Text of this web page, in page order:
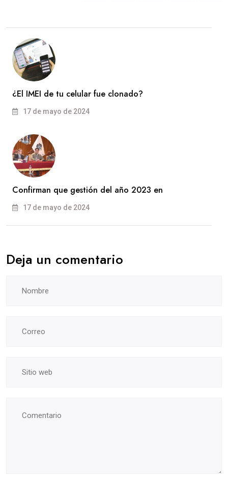
¿El IMEI de tu celular fue clonado?
17 de mayo de 2024
Confirman que gestión del año 2023 en
17 de mayo de 2024
Deja un comentario